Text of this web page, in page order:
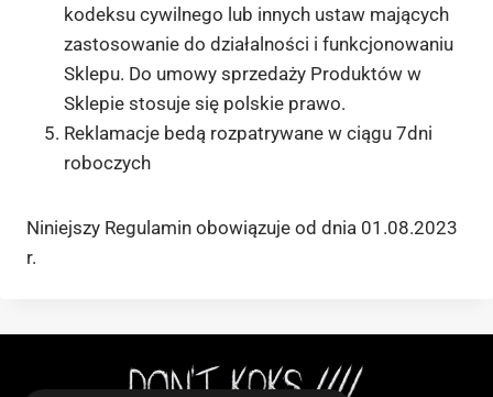
kodeksu cywilnego lub innych ustaw mających
zastosowanie do działalności i funkcjonowaniu
Sklepu. Do umowy sprzedaży Produktów w
Sklepie stosuje się polskie prawo.
Reklamacje bedą rozpatrywane w ciągu 7dni
roboczych
Niniejszy Regulamin obowiązuje od dnia 01.08.2023
r.